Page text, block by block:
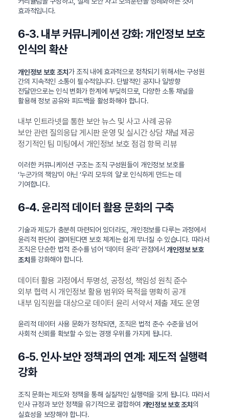
효과적입니다.
6-3. 내부 커뮤니케이션 강화: 개인정보 보호
인식의 확산
개인정보 보호 조치가 조직 내에 효과적으로 정착되기 위해서는 구성원
간의 지속적인 소통이 필수적입니다. 단발적인 공지나 일방향
전달만으로는 인식 변화가 한계에 부딪히므로, 다양한 소통 채널을
활용해 정보 공유와 피드백을 활성화해야 합니다.
내부 인트라넷을 통한 보안 뉴스 및 사고 사례 공유
보안 관련 질의응답 게시판 운영 및 실시간 상담 채널 제공
정기적인 팀 미팅에서 개인정보 보호 점검 항목 리뷰
이러한 커뮤니케이션 구조는 조직 구성원들이 개인정보 보호를
‘누군가의 책임’이 아닌 ‘우리 모두의 일’로 인식하게 만드는 데
기여합니다.
6-4. 윤리적 데이터 활용 문화의 구축
기술과 제도가 충분히 마련되어 있더라도, 개인정보를 다루는 과정에서
윤리적 판단이 결여된다면 보호 체계는 쉽게 무너질 수 있습니다. 따라서
조직은 단순한 법적 준수를 넘어 ‘데이터 윤리’ 관점에서개인정보 보호
조치 를 강화해야 합니다.
데이터 활용 과정에서 투명성, 공정성, 책임성 원칙 준수
외부 협력 시 개인정보 활용 범위와 목적을 명확히 공개
내부 임직원을 대상으로 데이터 윤리 서약서 제출 제도 운영
윤리적 데이터 사용 문화가 정착되면, 조직은 법적 준수 수준을 넘어
사회적 신뢰를 확보할 수 있는 경쟁 우위를 가지게 됩니다.
6-5. 인사·보안 정책과의 연계: 제도적 실행력
강화
조직 문화는 제도와 정책을 통해 실질적인 실행력을 갖게 됩니다. 따라서
인사 규정과 보안 정책을 유기적으로 결합하여 개인정보 보호 조치의
실효성을 보장해야 합니다.